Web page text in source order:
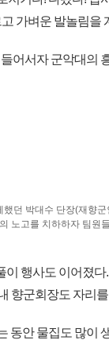
가벼운 발놀림을
어서자 군악대의
던 박대수 단장(재향
노고를 치하하자 팀원
이 행사도 이어졌
향군회장도 자리
동안 물집도 많이